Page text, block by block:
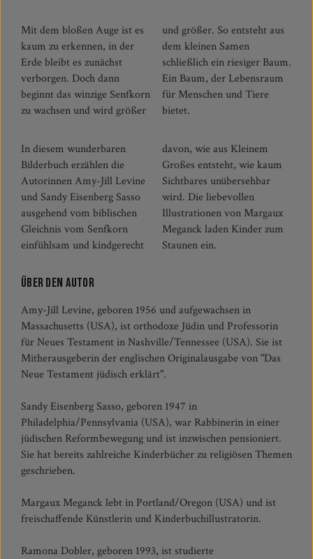
Mit dem bloßen Auge ist es
kaum zu erkennen, in der
Erde bleibt es zunächst
verborgen. Doch dann
beginnt das winzige Senfkorn
zu wachsen und wird größer
und größer. So entsteht aus
dem kleinen Samen
schließlich ein riesiger Baum.
Ein Baum, der Lebensraum
für Menschen und Tiere
bietet.
In diesem wunderbaren
Bilderbuch erzählen die
Autorinnen Amy-Jill Levine
und Sandy Eisenberg Sasso
ausgehend vom biblischen
Gleichnis vom Senfkorn
einfühlsam und kindgerecht
davon, wie aus Kleinem
Großes entsteht, wie kaum
Sichtbares unübersehbar
wird. Die liebevollen
Illustrationen von Margaux
Meganck laden Kinder zum
Staunen ein.
Über den Autor
Amy-Jill Levine, geboren 1956 und aufgewachsen in
Massachusetts (USA), ist orthodoxe Jüdin und Professorin
für Neues Testament in Nashville/Tennessee (USA). Sie ist
Mitherausgeberin der englischen Originalausgabe von "Das
Neue Testament jüdisch erklärt".
Sandy Eisenberg Sasso, geboren 1947 in
Philadelphia/Pennsylvania (USA), war Rabbinerin in einer
jüdischen Reformbewegung und ist inzwischen pensioniert.
Sie hat bereits zahlreiche Kinderbücher zu religiösen Themen
geschrieben.
Margaux Meganck lebt in Portland/Oregon (USA) und ist
freischaffende Künstlerin und Kinderbuchillustratorin.
Ramona Dobler, geboren 1993, ist studierte